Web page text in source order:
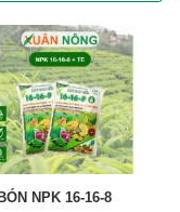
NPK 16-16-8